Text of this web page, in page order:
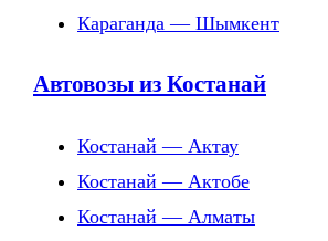
Караганда — Шымкент
Автовозы из Костанай
Костанай — Актау
Костанай — Актобе
Костанай — Алматы